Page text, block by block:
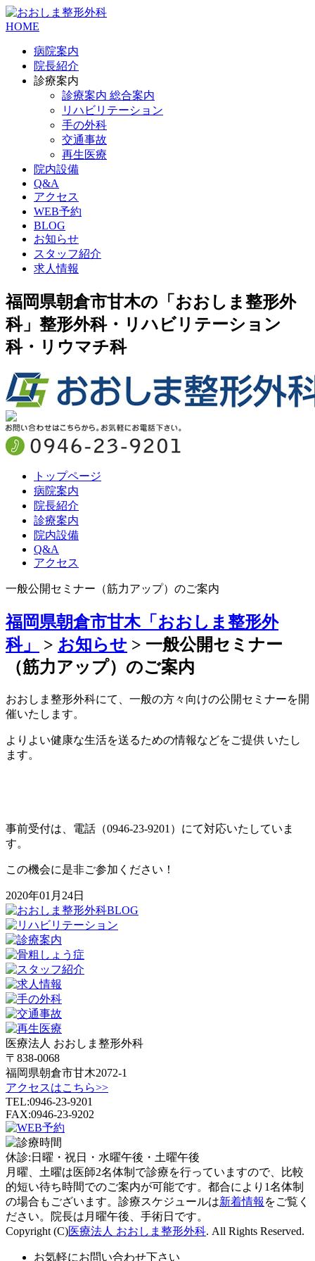
HOME
病院案内
院長紹介
診療案内
診療案内 総合案内
リハビリテーション
手の外科
交通事故
再生医療
院内設備
Q&A
アクセス
WEB予約
BLOG
お知らせ
スタッフ紹介
求人情報
福岡県朝倉市甘木の「おおしま整形外
科」整形外科・リハビリテーション
科・リウマチ科
トップページ
病院案内
院長紹介
診療案内
院内設備
Q&A
アクセス
一般公開セミナー（筋力アップ）のご案内
福岡県朝倉市甘木「おおしま整形外
科」
> お知らせ > 一般公開セミナー
（筋力アップ）のご案内
おおしま整形外科にて、一般の方々向けの公開セミナーを開
催いたします。
よりよい健康な生活を送るための情報などをご提供 いたし
ます。
事前受付は、電話（0946-23-9201）にて対応いたしていま
す。
この機会に是非ご参加ください！
2020年01月24日
医療法人 おおしま整形外科
〒838-0068
福岡県朝倉市甘木2072-1
アクセスはこちら>>
TEL:0946-23-9201
FAX:0946-23-9202
休診: 日曜・祝日・水曜午後・土曜午後
月曜、土曜は医師2名体制で診療を行っていますので、比較
的短い待ち時間でのご案内が可能です。都合により1名体制
の場合もございます。診療スケジュールは新着情報 をご覧く
ださい。院長は月曜午後、手術日です。
Copyright (C)医療法人 おおしま整形外科. All Rights Reserved.
お気軽にお問い合わせ下さい